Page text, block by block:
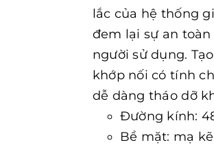
lắc của hệ thống
đem lại sự an
người sử dụng.
khớp nối có tính
dễ dàng tháo dỡ
Đường kính:
Bề mặt: mạ